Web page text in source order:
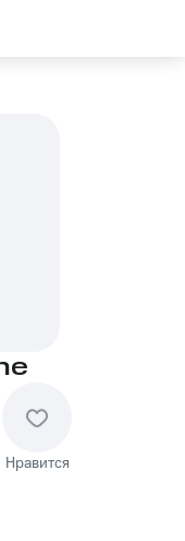
Нравится